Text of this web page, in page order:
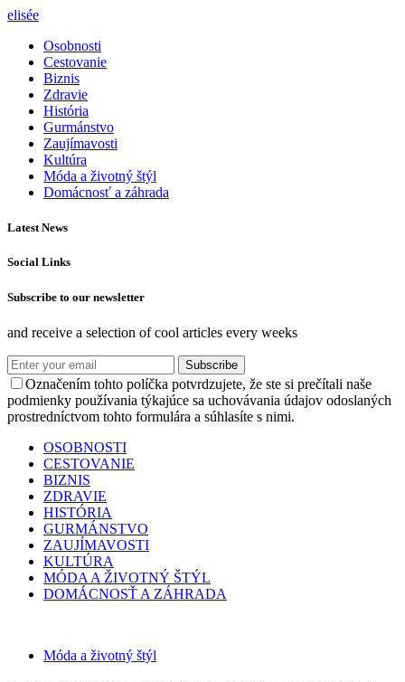
elisée
Osobnosti
Cestovanie
Biznis
Zdravie
História
Gurmánstvo
Zaujímavosti
Kultúra
Móda a životný štýl
Domácnosť a záhrada
Latest News
Social Links
Subscribe to our newsletter
and receive a selection of cool articles every weeks
Subscribe
Označením tohto políčka potvrdzujete, že ste si prečítali naše
podmienky používania týkajúce sa uchovávania údajov odoslaných
prostredníctvom tohto formulára a súhlasíte s nimi.
OSOBNOSTI
CESTOVANIE
BIZNIS
ZDRAVIE
HISTÓRIA
GURMÁNSTVO
ZAUJÍMAVOSTI
KULTÚRA
MÓDA A ŽIVOTNÝ ŠTÝL
DOMÁCNOSŤ A ZÁHRADA
Móda a životný štýl